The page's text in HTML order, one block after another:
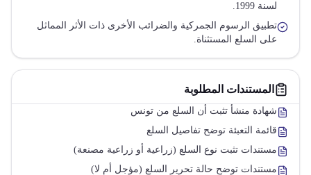
لسنة 1999.
تطبيق الرسوم الجمركية والضرائب الأخرى ذات الأثر المماثل
على السلع المستثناة.
المستندات المطلوبة
شهادة منشأ تثبت أن السلع من تونس
قائمة التعبئة توضح تفاصيل السلع
مستندات تثبت نوع السلع (زراعية أو زراعية مصنعة)
مستندات توضح حالة تحرير السلع (مؤجل أم لا)